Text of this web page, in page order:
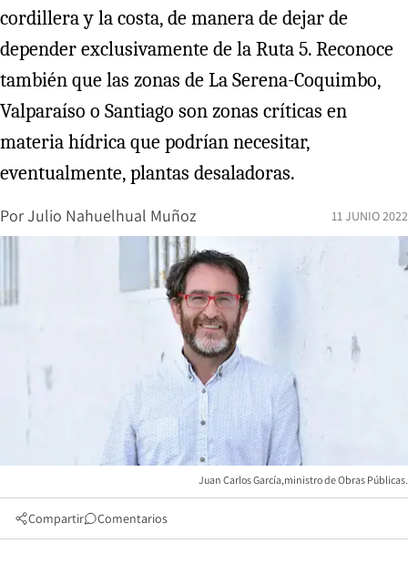
cordillera y la costa, de manera de dejar de
depender exclusivamente de la Ruta 5. Reconoce
también que las zonas de La Serena-Coquimbo,
Valparaíso o Santiago son zonas críticas en
materia hídrica que podrían necesitar,
eventualmente, plantas desaladoras.
PorJulio Nahuelhual Muñoz 11 JUNIO 2022
Juan Carlos García,ministro de Obras Públicas.
Compartir Comentarios